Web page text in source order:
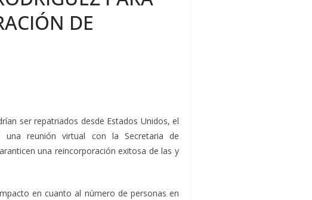
DE
ser repatriados desde Estados Unidos, el
una reunión virtual con la Secretaria de
una reincorporación exitosa de las y
en cuanto al número de personas en